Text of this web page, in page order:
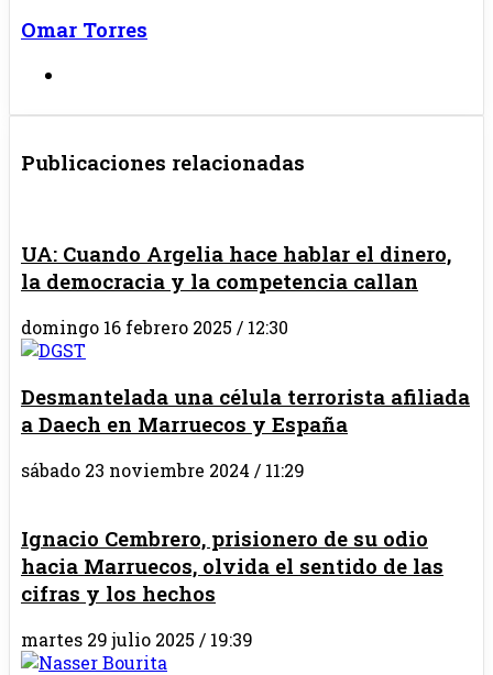
Omar Torres
Publicaciones relacionadas
UA: Cuando Argelia hace hablar el dinero,
la democracia y la competencia callan
domingo 16 febrero 2025 / 12:30
Desmantelada una célula terrorista afiliada
a Daech en Marruecos y España
sábado 23 noviembre 2024 / 11:29
Ignacio Cembrero, prisionero de su odio
hacia Marruecos, olvida el sentido de las
cifras y los hechos
martes 29 julio 2025 / 19:39